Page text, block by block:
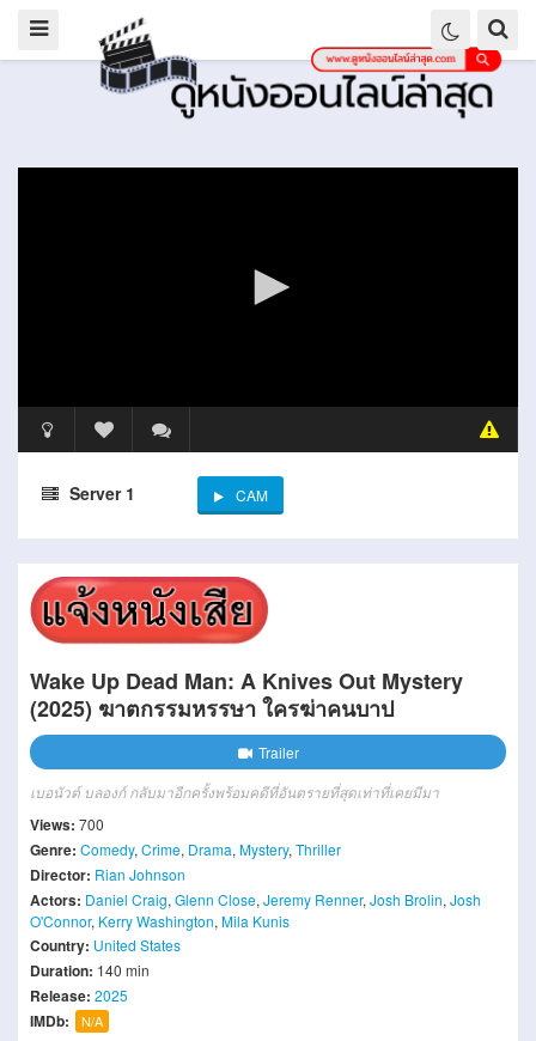
Server 1 CAM
Wake Up Dead Man: A Knives Out Mystery
(2025) ฆาตกรรมหรรษา ใครฆ่าคนบาป
Trailer
เบอนัวต์ บลองก์ กลับมาอีกครั้งพร้อมคดีที่อันตรายที่สุดเท่าที่เคยมีมา
Views: 700
Genre: Comedy, Crime, Drama, Mystery, Thriller
Director: Rian Johnson
Actors: Daniel Craig, Glenn Close, Jeremy Renner, Josh Brolin, Josh
O'Connor, Kerry Washington, Mila Kunis
Country: United States
Duration: 140 min
Release: 2025
IMDb: N/A